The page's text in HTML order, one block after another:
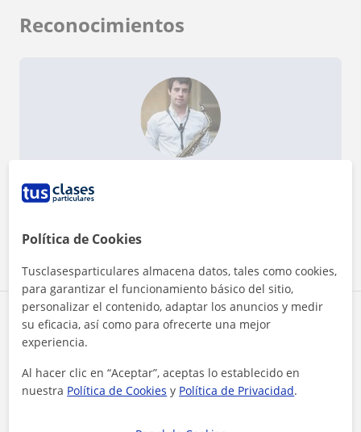
Reconocimientos
¿Quieres saber más de Mikel?
Zona de Mikel
Localidades a las que se desplaza para dar clase
Urnieta
Lasarte-Oria
Hernani
Política de Cookies
Tusclasesparticulares almacena datos, tales como cookies,
para garantizar el funcionamiento básico del sitio,
personalizar el contenido, adaptar los anuncios y medir
su eficacia, así como para ofrecerte una mejor
experiencia.
Al hacer clic en “Aceptar”, aceptas lo establecido en
nuestra Política de Cookies y Política de Privacidad.